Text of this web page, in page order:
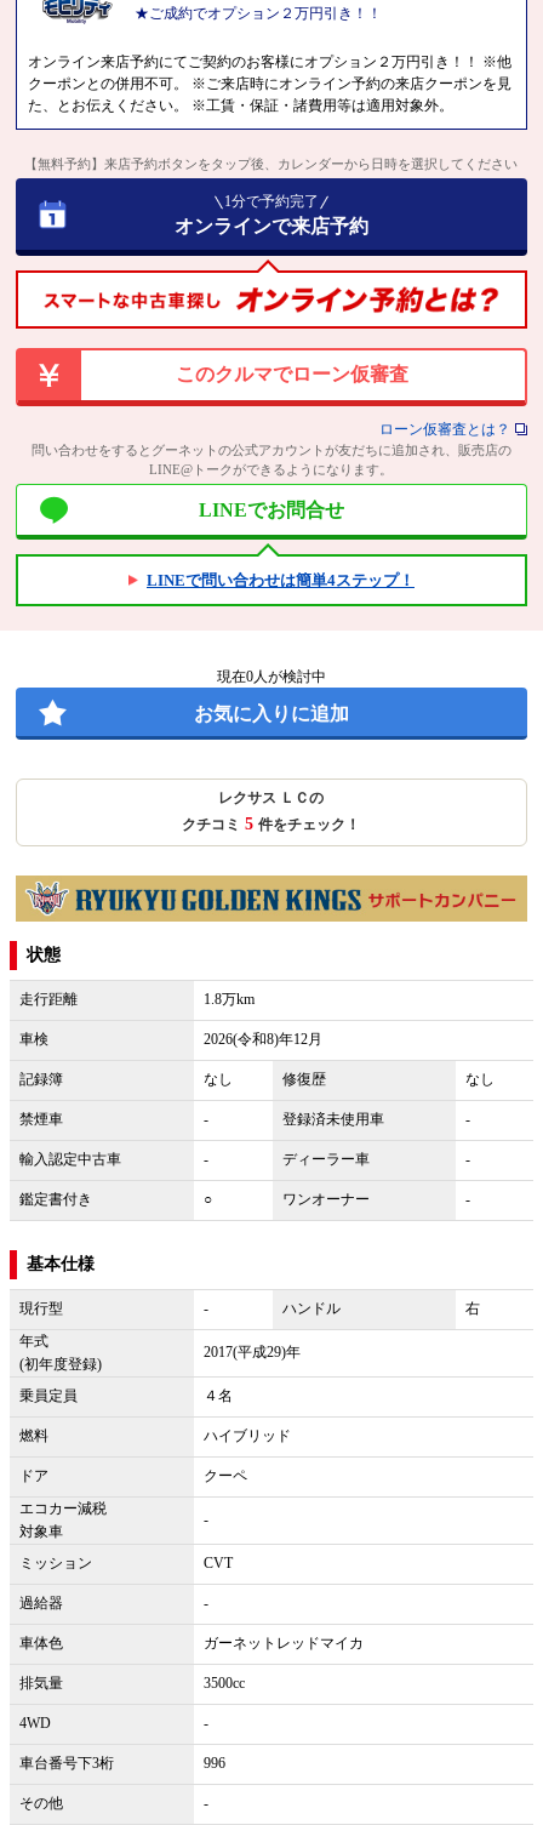
★ご成約でオプション２万円引き！！
オンライン来店予約にてご契約のお客様にオプション２万円引き！！ ※他
クーポンとの併用不可。 ※ご来店時にオンライン予約の来店クーポンを見
た、とお伝えください。 ※工賃・保証・諸費用等は適用対象外。
【無料予約】来店予約ボタンをタップ後、カレンダーから日時を選択してください
1分で予約完了
オンラインで来店予約
このクルマでローン仮審査
ローン仮審査とは？
問い合わせをするとグーネットの公式アカウントが友だちに追加され、販売店の
LINE@トークができるようになります。
LINEでお問合せ
LINEで問い合わせは簡単4ステップ！
現在0人が検討中
お気に入りに追加
レクサス ＬＣの
クチコミ 5 件をチェック！
状態
走行距離 1.8万km
車検 2026(令和8)年12月
記録簿 なし 修復歴 なし
禁煙車 - 登録済未使用車 -
輸入認定中古車 - ディーラー車 -
鑑定書付き ○ ワンオーナー -
基本仕様
現行型 - ハンドル
右
年式
(初年度登録)
2017(平成29)年
乗員定員 ４名
燃料 ハイブリッド
ドア
クーペ
エコカー減税
対象車
-
ミッション CVT
過給器 -
車体色 ガーネットレッドマイカ
排気量 3500cc
4WD -
車台番号下3桁 996
その他 -